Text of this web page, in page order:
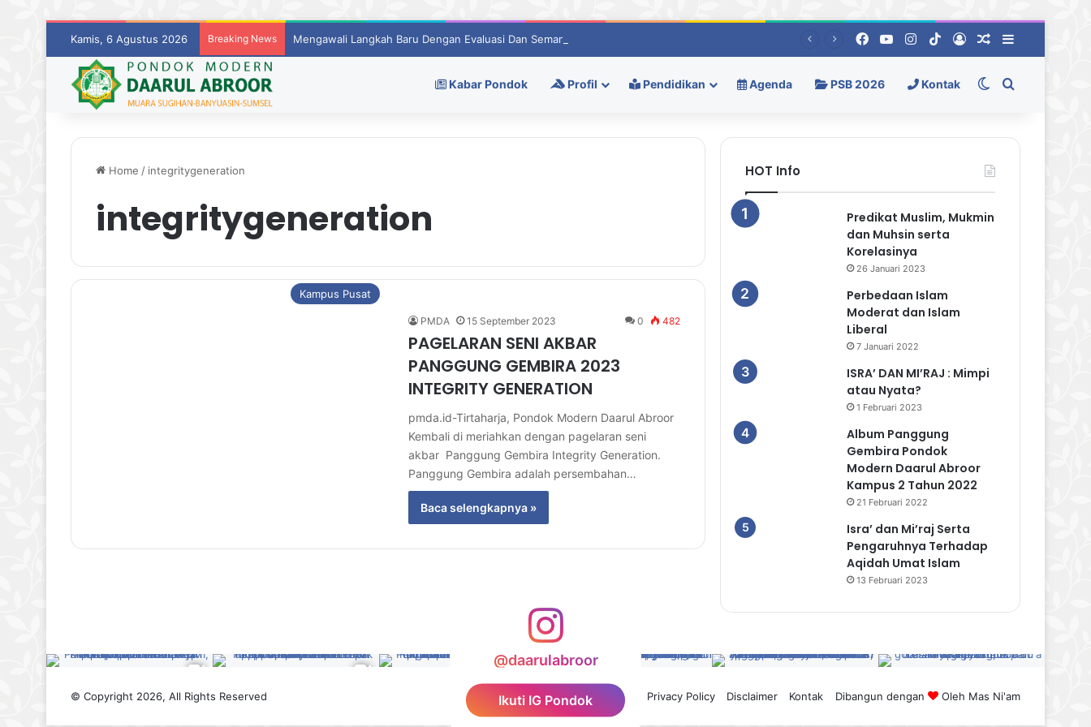
Kamis, 6 Agustus 2026 Breaking News Mengawali Langkah Baru Dengan Evaluasi Dan Semangat Berprestasi FacebookYouTubeInstagram
TikTokLog InRandom Berita
Kabar Pondok Profil Pendidikan Agenda PSB 2026 Kontak Switch skin
Pencarian
Home / integritygeneration
integritygeneration
Kampus Pusat
PMDA 15 September 2023 0 482
PAGELARAN SENI AKBAR
PANGGUNG GEMBIRA 2023
INTEGRITY GENERATION
pmda.id-Tirtaharja, Pondok Modern Daarul Abroor
Kembali di meriahkan dengan pagelaran seni
akbar Panggung Gembira Integrity Generation.
Panggung Gembira adalah persembahan…
Baca selengkapnya »
HOT Info
Predikat Muslim, Mukmin
dan Muhsin serta
Korelasinya
26 Januari 2023
Perbedaan Islam
Moderat dan Islam
Liberal
7 Januari 2022
ISRA’ DAN MI’RAJ : Mimpi
atau Nyata?
1 Februari 2023
Album Panggung
Gembira Pondok
Modern Daarul Abroor
Kampus 2 Tahun 2022
21 Februari 2022
Isra’ dan Mi’raj Serta
Pengaruhnya Terhadap
Aqidah Umat Islam
13 Februari 2023
@daarulabroor
Ikuti IG Pondok
© Copyright 2026, All Rights Reserved Dibangun dengan Oleh Mas Ni'am
Privacy Policy Disclaimer Kontak
Facebook
YouTubeInstagram
TikTok